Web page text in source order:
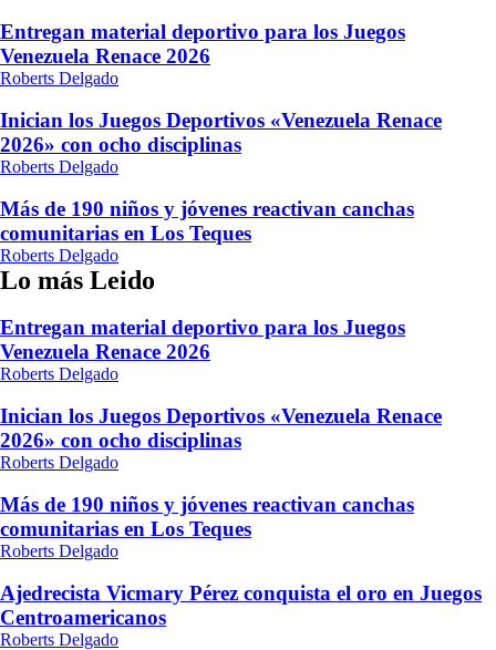
Entregan material deportivo para los Juegos
Venezuela Renace 2026
Roberts Delgado
Inician los Juegos Deportivos «Venezuela Renace
2026» con ocho disciplinas
Roberts Delgado
Más de 190 niños y jóvenes reactivan canchas
comunitarias en Los Teques
Roberts Delgado
Lo más Leido
Entregan material deportivo para los Juegos
Venezuela Renace 2026
Roberts Delgado
Inician los Juegos Deportivos «Venezuela Renace
2026» con ocho disciplinas
Roberts Delgado
Más de 190 niños y jóvenes reactivan canchas
comunitarias en Los Teques
Roberts Delgado
Ajedrecista Vicmary Pérez conquista el oro en Juegos
Centroamericanos
Roberts Delgado